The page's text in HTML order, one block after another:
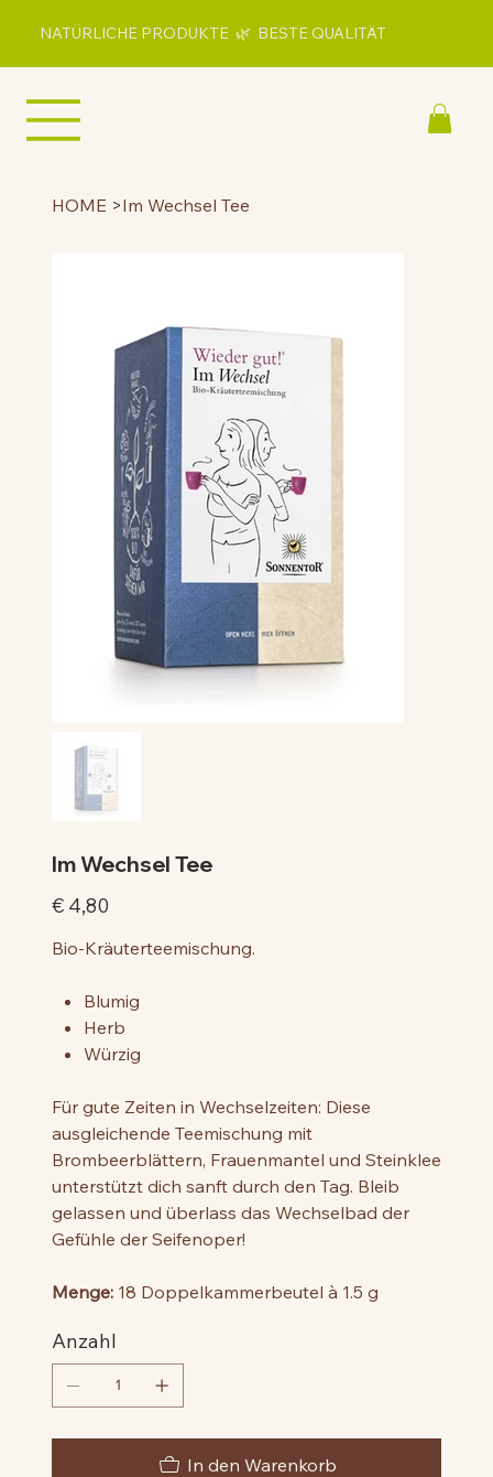
NATÜRLICHE PRODUKTE 🌿 BESTE QUALITÄT
HOME >Im Wechsel Tee
Im Wechsel Tee
Preis
€ 4,80
Bio-Kräuterteemischung.
Blumig
Herb
Würzig
Für gute Zeiten in Wechselzeiten: Diese
ausgleichende Teemischung mit
Brombeerblättern, Frauenmantel und Steinklee
unterstützt dich sanft durch den Tag. Bleib
gelassen und überlass das Wechselbad der
Gefühle der Seifenoper!
Menge: 18 Doppelkammerbeutel à 1.5 g
Anzahl
In den Warenkorb